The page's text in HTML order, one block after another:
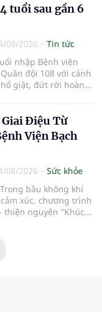
thông, hoàn thiện
môn và hệ thống
mô tạng.
tuổi sau gần 6
08/2026
Tin tức
nhập Bệnh viện
đội 108 với cánh
giật, đứt rời hoàn
và thời gian thiếu
bác sĩ đã tái lập
công sau ca vi
giờ.
Điệu Từ
Viện Bạch
08/2026
Sức khỏe
bầu không khí
xúc, chương trình
thiện nguyện "Khúc
đầu tiên tại Bệnh
cơ sở Ninh Bình.